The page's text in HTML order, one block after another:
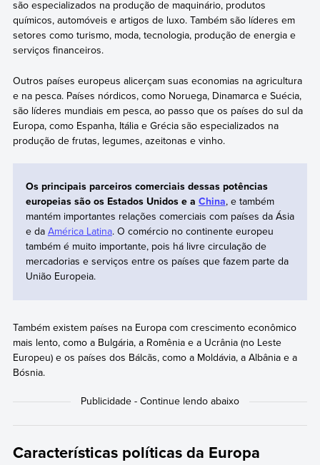
são especializados na produção de maquinário, produtos
químicos, automóveis e artigos de luxo. Também são líderes em
setores como turismo, moda, tecnologia, produção de energia e
serviços financeiros.
Outros países europeus alicerçam suas economias na agricultura
e na pesca. Países nórdicos, como Noruega, Dinamarca e Suécia,
são líderes mundiais em pesca, ao passo que os países do sul da
Europa, como Espanha, Itália e Grécia são especializados na
produção de frutas, legumes, azeitonas e vinho.
Os principais parceiros comerciais dessas potências
europeias são os Estados Unidos e a China, e também
mantém importantes relações comerciais com países da Ásia
e da América Latina. O comércio no continente europeu
também é muito importante, pois há livre circulação de
mercadorias e serviços entre os países que fazem parte da
União Europeia.
Também existem países na Europa com crescimento econômico
mais lento, como a Bulgária, a Romênia e a Ucrânia (no Leste
Europeu) e os países dos Bálcãs, como a Moldávia, a Albânia e a
Bósnia.
Características políticas da Europa